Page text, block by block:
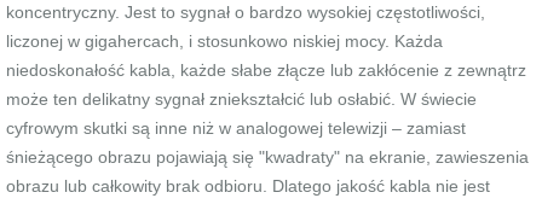
koncentryczny. Jest to sygnał o bardzo wysokiej częstotliwości,
liczonej w gigahercach, i stosunkowo niskiej mocy. Każda
niedoskonałość kabla, każde słabe złącze lub zakłócenie z zewnątrz
może ten delikatny sygnał zniekształcić lub osłabić. W świecie
cyfrowym skutki są inne niż w analogowej telewizji – zamiast
śnieżącego obrazu pojawiają się "kwadraty" na ekranie, zawieszenia
obrazu lub całkowity brak odbioru. Dlatego jakość kabla nie jest